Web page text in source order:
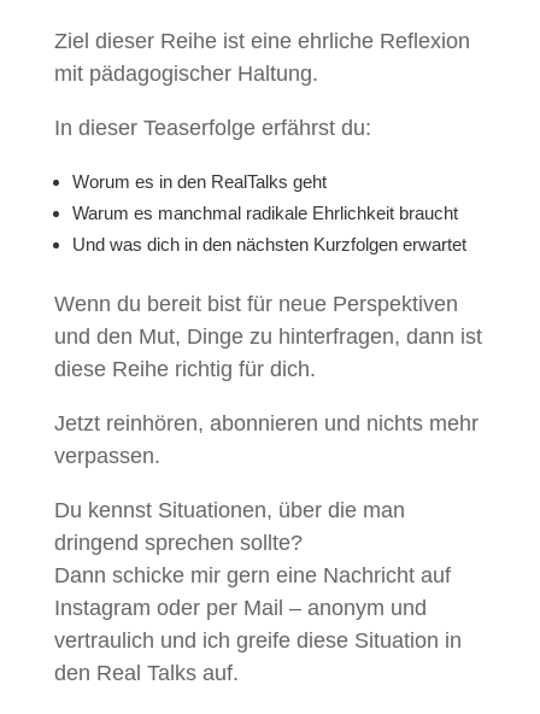
Ziel dieser Reihe ist eine ehrliche Reflexion
mit pädagogischer Haltung.
In dieser Teaserfolge erfährst du:
Worum es in den RealTalks geht
Warum es manchmal radikale Ehrlichkeit braucht
Und was dich in den nächsten Kurzfolgen erwartet
Wenn du bereit bist für neue Perspektiven
und den Mut, Dinge zu hinterfragen, dann ist
diese Reihe richtig für dich.
Jetzt reinhören, abonnieren und nichts mehr
verpassen.
Du kennst Situationen, über die man
dringend sprechen sollte?
Dann schicke mir gern eine Nachricht auf
Instagram oder per Mail – anonym und
vertraulich und ich greife diese Situation in
den Real Talks auf.